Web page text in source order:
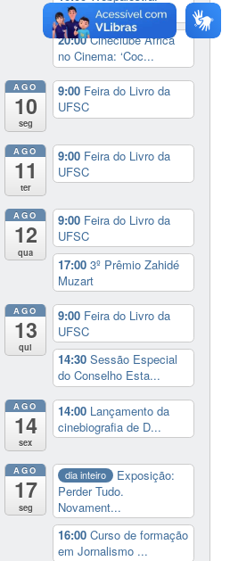
‘Informações essenc...
20:00Cineclube África
no Cinema: ‘Coc...
AGO
10
seg
9:00 Feira do Livro da
UFSC
AGO
11
ter
9:00 Feira do Livro da
UFSC
AGO
12
qua
9:00 Feira do Livro da
UFSC
17:003º Prêmio Zahidé
Muzart
AGO
13
qui
9:00 Feira do Livro da
UFSC
14:30Sessão Especial
do Conselho Esta...
AGO
14
sex
14:00 Lançamento da
cinebiografia de D...
AGO
17
seg
dia inteiro
Exposição:
Perder Tudo.
Novament...
16:00Curso de formação
em Jornalismo ...